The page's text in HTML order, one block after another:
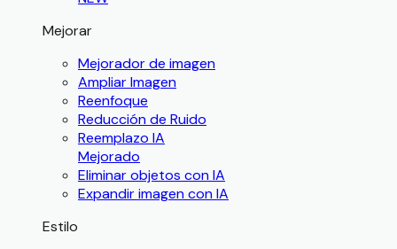
Mejorar
Mejorador de imagen
Ampliar Imagen
Reenfoque
Reducción de Ruido
Reemplazo IA
Mejorado
Eliminar objetos con IA
Expandir imagen con IA
Estilo